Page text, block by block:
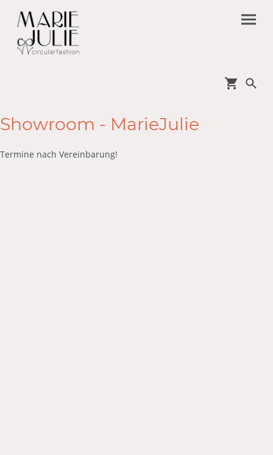
Showroom - MarieJulie
Termine nach Vereinbarung!